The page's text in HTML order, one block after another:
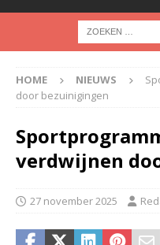
HOME NIEUWS
door bezuinigingen
verdwijnen
27 november 2025